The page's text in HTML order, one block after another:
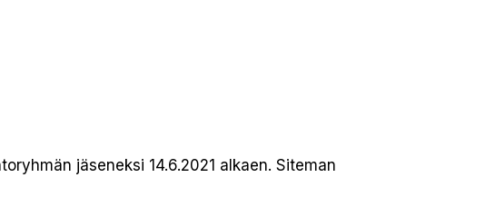
jäseneksi 14.6.2021 alkaen. Siteman